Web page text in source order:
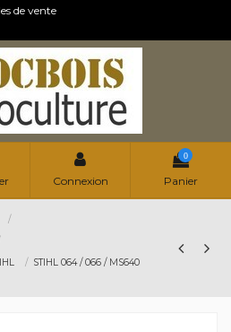
de vente
Connexion
0
Panier
STIHL 064 / 066 / MS640